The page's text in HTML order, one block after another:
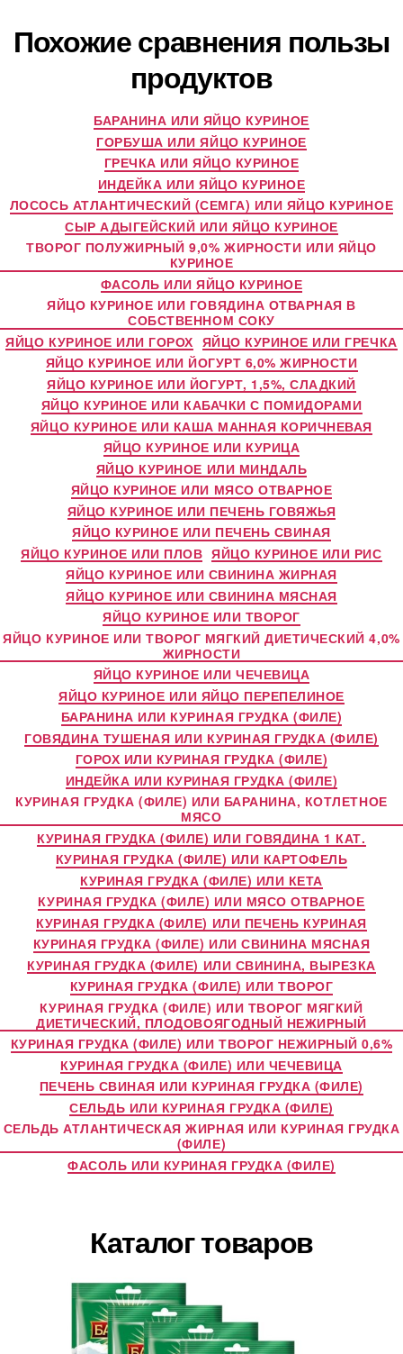
Похожие сравнения пользы
продуктов
БАРАНИНА ИЛИ ЯЙЦО КУРИНОЕ
ГОРБУША ИЛИ ЯЙЦО КУРИНОЕ
ГРЕЧКА ИЛИ ЯЙЦО КУРИНОЕ
ИНДЕЙКА ИЛИ ЯЙЦО КУРИНОЕ
ЛОСОСЬ АТЛАНТИЧЕСКИЙ (СЕМГА) ИЛИ ЯЙЦО КУРИНОЕ
СЫР АДЫГЕЙСКИЙ ИЛИ ЯЙЦО КУРИНОЕ
ТВОРОГ ПОЛУЖИРНЫЙ 9,0% ЖИРНОСТИ ИЛИ ЯЙЦО
КУРИНОЕ
ФАСОЛЬ ИЛИ ЯЙЦО КУРИНОЕ
ЯЙЦО КУРИНОЕ ИЛИ ГОВЯДИНА ОТВАРНАЯ В
СОБСТВЕННОМ СОКУ
ЯЙЦО КУРИНОЕ ИЛИ ГОРОХ ЯЙЦО КУРИНОЕ ИЛИ ГРЕЧКА
ЯЙЦО КУРИНОЕ ИЛИ ЙОГУРТ 6,0% ЖИРНОСТИ
ЯЙЦО КУРИНОЕ ИЛИ ЙОГУРТ, 1,5%, СЛАДКИЙ
ЯЙЦО КУРИНОЕ ИЛИ КАБАЧКИ С ПОМИДОРАМИ
ЯЙЦО КУРИНОЕ ИЛИ КАША МАННАЯ КОРИЧНЕВАЯ
ЯЙЦО КУРИНОЕ ИЛИ КУРИЦА
ЯЙЦО КУРИНОЕ ИЛИ МИНДАЛЬ
ЯЙЦО КУРИНОЕ ИЛИ МЯСО ОТВАРНОЕ
ЯЙЦО КУРИНОЕ ИЛИ ПЕЧЕНЬ ГОВЯЖЬЯ
ЯЙЦО КУРИНОЕ ИЛИ ПЕЧЕНЬ СВИНАЯ
ЯЙЦО КУРИНОЕ ИЛИ ПЛОВ ЯЙЦО КУРИНОЕ ИЛИ РИС
ЯЙЦО КУРИНОЕ ИЛИ СВИНИНА ЖИРНАЯ
ЯЙЦО КУРИНОЕ ИЛИ СВИНИНА МЯСНАЯ
ЯЙЦО КУРИНОЕ ИЛИ ТВОРОГ
ЯЙЦО КУРИНОЕ ИЛИ ТВОРОГ МЯГКИЙ ДИЕТИЧЕСКИЙ 4,0%
ЖИРНОСТИ
ЯЙЦО КУРИНОЕ ИЛИ ЧЕЧЕВИЦА
ЯЙЦО КУРИНОЕ ИЛИ ЯЙЦО ПЕРЕПЕЛИНОЕ
БАРАНИНА ИЛИ КУРИНАЯ ГРУДКА (ФИЛЕ)
ГОВЯДИНА ТУШЕНАЯ ИЛИ КУРИНАЯ ГРУДКА (ФИЛЕ)
ГОРОХ ИЛИ КУРИНАЯ ГРУДКА (ФИЛЕ)
ИНДЕЙКА ИЛИ КУРИНАЯ ГРУДКА (ФИЛЕ)
КУРИНАЯ ГРУДКА (ФИЛЕ) ИЛИ БАРАНИНА, КОТЛЕТНОЕ
МЯСО
КУРИНАЯ ГРУДКА (ФИЛЕ) ИЛИ ГОВЯДИНА 1 КАТ.
КУРИНАЯ ГРУДКА (ФИЛЕ) ИЛИ КАРТОФЕЛЬ
КУРИНАЯ ГРУДКА (ФИЛЕ) ИЛИ КЕТА
КУРИНАЯ ГРУДКА (ФИЛЕ) ИЛИ МЯСО ОТВАРНОЕ
КУРИНАЯ ГРУДКА (ФИЛЕ) ИЛИ ПЕЧЕНЬ КУРИНАЯ
КУРИНАЯ ГРУДКА (ФИЛЕ) ИЛИ СВИНИНА МЯСНАЯ
КУРИНАЯ ГРУДКА (ФИЛЕ) ИЛИ СВИНИНА, ВЫРЕЗКА
КУРИНАЯ ГРУДКА (ФИЛЕ) ИЛИ ТВОРОГ
КУРИНАЯ ГРУДКА (ФИЛЕ) ИЛИ ТВОРОГ МЯГКИЙ
ДИЕТИЧЕСКИЙ, ПЛОДОВОЯГОДНЫЙ НЕЖИРНЫЙ
КУРИНАЯ ГРУДКА (ФИЛЕ) ИЛИ ТВОРОГ НЕЖИРНЫЙ 0,6%
КУРИНАЯ ГРУДКА (ФИЛЕ) ИЛИ ЧЕЧЕВИЦА
ПЕЧЕНЬ СВИНАЯ ИЛИ КУРИНАЯ ГРУДКА (ФИЛЕ)
СЕЛЬДЬ ИЛИ КУРИНАЯ ГРУДКА (ФИЛЕ)
СЕЛЬДЬ АТЛАНТИЧЕСКАЯ ЖИРНАЯ ИЛИ КУРИНАЯ ГРУДКА
(ФИЛЕ)
ФАСОЛЬ ИЛИ КУРИНАЯ ГРУДКА (ФИЛЕ)
Каталог товаров